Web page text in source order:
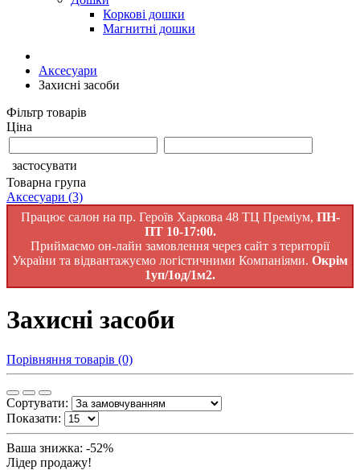
Коркові дошки
Магнитні дошки
Аксесуари
Захисні засоби
Фільтр товарів
Ціна
застосувати
Товарна група
Аксесуари (3)
Працює салон на пр. Героїв Харкова 48 ТЦ Преміум, ПН-
ПТ 10-17:00.
Приймаємо он-лайн замовлення через сайт з території
України та відвантажуємо логістичними Компаніями. Окрім
1уп/1од/1м2.
Захисні засоби
Порівняння товарів (0)
Сортувати:
Показати:
Ваша знижка: -52%
Лідер продажу!